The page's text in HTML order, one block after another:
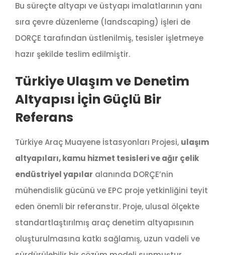
Bu süreçte altyapı ve üstyapı imalatlarının yanı
sıra çevre düzenleme (landscaping) işleri de
DORÇE tarafından üstlenilmiş, tesisler işletmeye
hazır şekilde teslim edilmiştir.
Türkiye Ulaşım ve Denetim
Altyapısı İçin Güçlü Bir
Referans
Türkiye Araç Muayene İstasyonları Projesi, ulaşım
altyapıları, kamu hizmet tesisleri ve ağır çelik
endüstriyel yapılar alanında DORÇE’nin
mühendislik gücünü ve EPC proje yetkinliğini teyit
eden önemli bir referanstır. Proje, ulusal ölçekte
standartlaştırılmış araç denetim altyapısının
oluşturulmasına katkı sağlamış, uzun vadeli ve